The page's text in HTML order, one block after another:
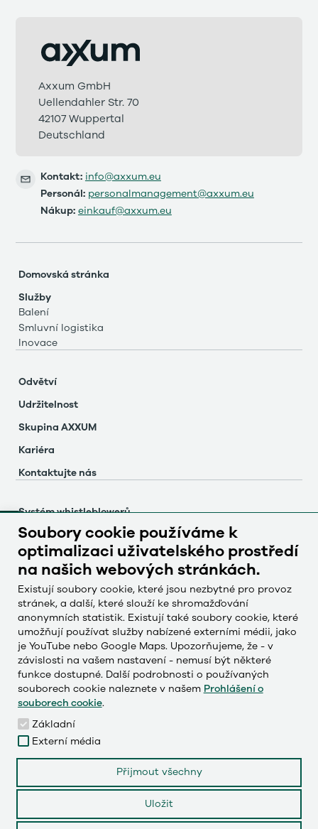
Axxum GmbH
Uellendahler Str. 70
42107 Wuppertal
Deutschland
Kontakt: info@axxum.eu
Personál: personalmanagement@axxum.eu
Nákup: einkauf@axxum.eu
Domovská stránka
Služby
Balení
Smluvní logistika
Inovace
Odvětví
Udržitelnost
Skupina AXXUM
Kariéra
Kontaktujte nás
Systém whistleblowerů
Otisk
Ochrana údajů
Česky
Deutsch
English
Français
LinkedIn
Instagram
YouTube
Soubory cookie používáme k
optimalizaci uživatelského prostředí
na našich webových stránkách.
Existují soubory cookie, které jsou nezbytné pro provoz
stránek, a další, které slouží ke shromažďování
anonymních statistik. Existují také soubory cookie, které
umožňují používat služby nabízené externími médii, jako
je YouTube nebo Google Maps. Upozorňujeme, že - v
závislosti na vašem nastavení - nemusí být některé
funkce dostupné. Další podrobnosti o používaných
souborech cookie naleznete v našem Prohlášení o
souborech cookie.
Základní
Externí média
Přijmout všechny
Uložit